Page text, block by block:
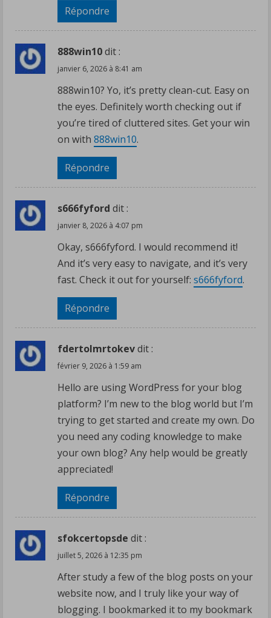
Répondre
888win10dit :
janvier 6, 2026 à 8:41 am
888win10? Yo, it’s pretty clean-cut. Easy on
the eyes. Definitely worth checking out if
you’re tired of cluttered sites. Get your win
on with 888win10.
Répondre
s666fyford dit :
janvier 8, 2026 à 4:07 pm
Okay, s666fyford. I would recommend it!
And it’s very easy to navigate, and it’s very
fast. Check it out for yourself: s666fyford.
Répondre
fdertolmrtokevdit :
février 9, 2026 à 1:59 am
Hello are using WordPress for your blog
platform? I’m new to the blog world but I’m
trying to get started and create my own. Do
you need any coding knowledge to make
your own blog? Any help would be greatly
appreciated!
Répondre
sfokcertopsde dit :
juillet 5, 2026 à 12:35 pm
After study a few of the blog posts on your
website now, and I truly like your way of
blogging. I bookmarked it to my bookmark